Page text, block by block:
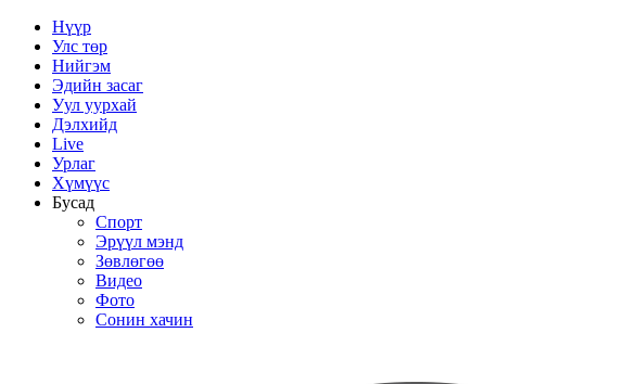
Нүүр
Улс төр
Нийгэм
Эдийн засаг
Уул уурхай
Дэлхийд
Live
Урлаг
Хүмүүс
Бусад
Спорт
Эрүүл мэнд
Зөвлөгөө
Видео
Фото
Сонин хачин